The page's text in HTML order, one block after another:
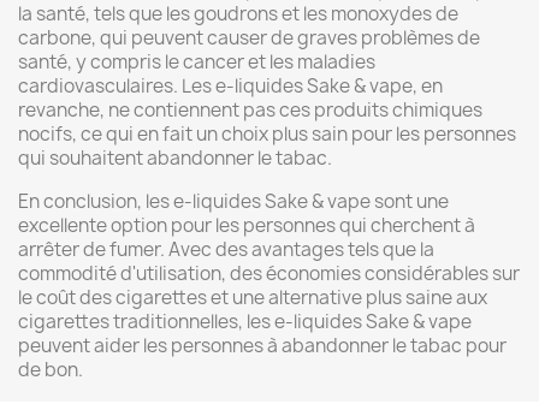
la santé, tels que les goudrons et les monoxydes de
carbone, qui peuvent causer de graves problèmes de
santé, y compris le cancer et les maladies
cardiovasculaires. Les e-liquides Sake & vape, en
revanche, ne contiennent pas ces produits chimiques
nocifs, ce qui en fait un choix plus sain pour les personnes
qui souhaitent abandonner le tabac.
En conclusion, les e-liquides Sake & vape sont une
excellente option pour les personnes qui cherchent à
arrêter de fumer. Avec des avantages tels que la
commodité d'utilisation, des économies considérables sur
le coût des cigarettes et une alternative plus saine aux
cigarettes traditionnelles, les e-liquides Sake & vape
peuvent aider les personnes à abandonner le tabac pour
de bon.